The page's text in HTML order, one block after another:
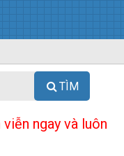
TÌM
ngay và luôn